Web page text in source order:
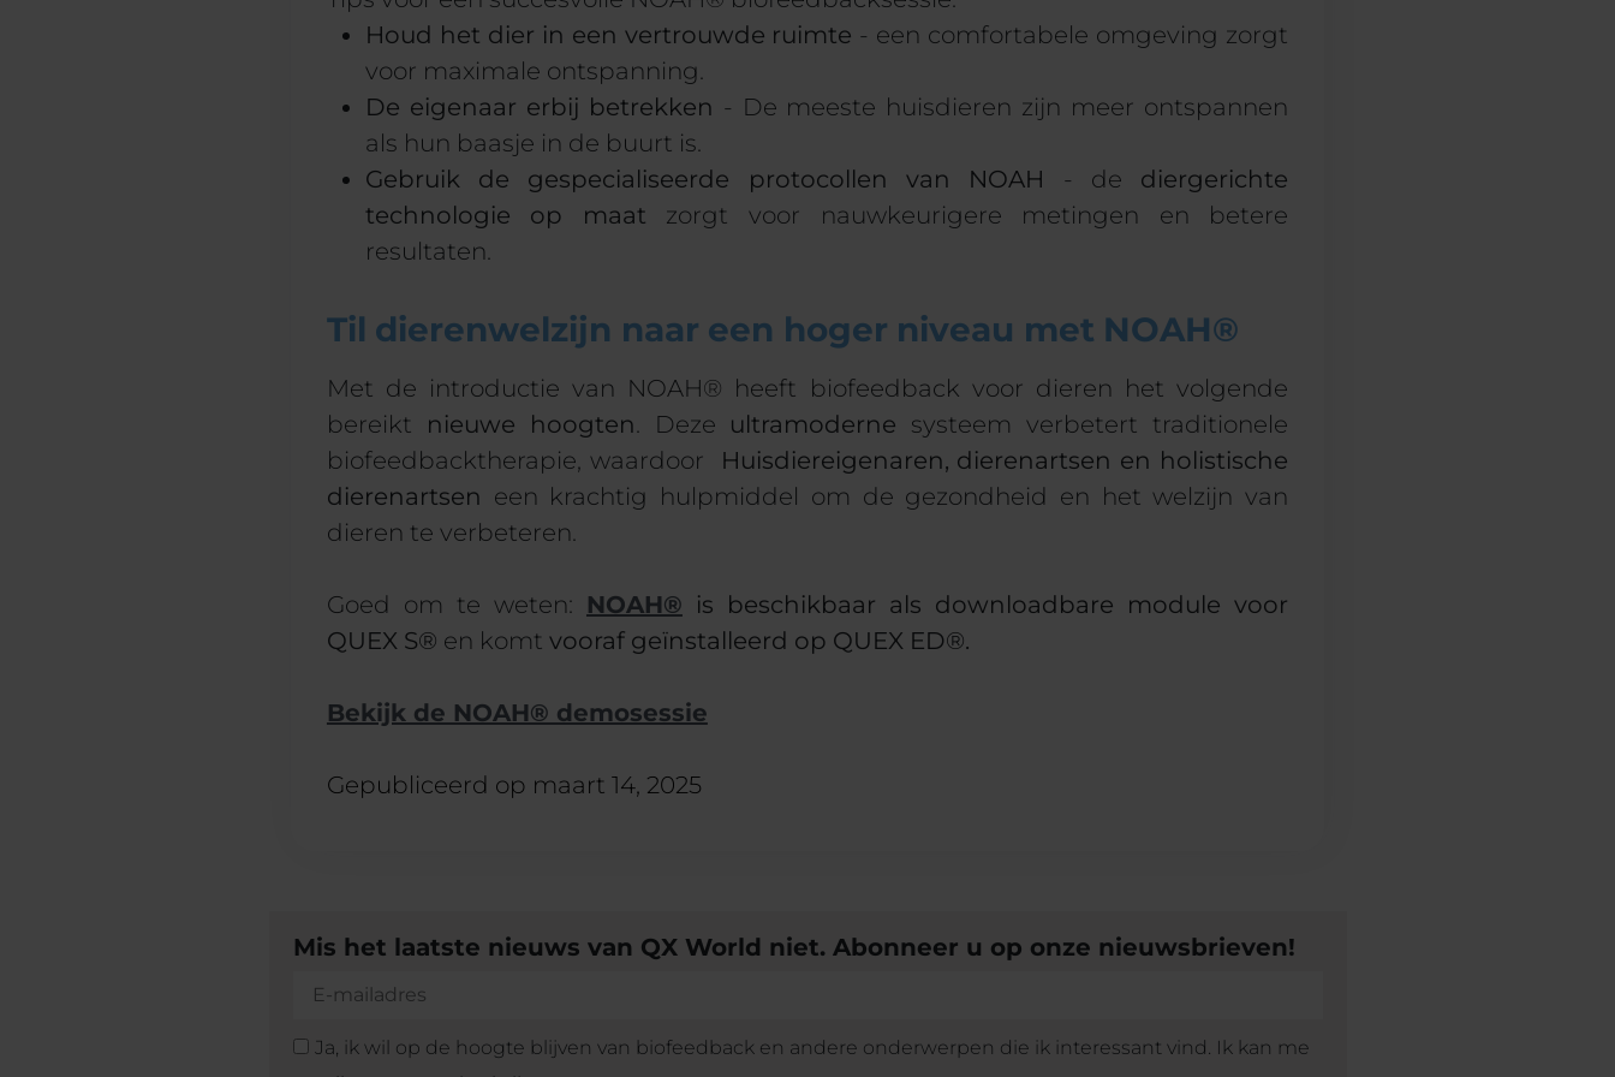
Houd het dier in een vertrouwde ruimte - een comfortabele omgeving zorgt
voor maximale ontspanning.
De eigenaar erbij betrekken - De meeste huisdieren zijn meer ontspannen
als hun baasje in de buurt is.
Gebruik de gespecialiseerde protocollen van NOAH - de diergerichte
technologie op maat zorgt voor nauwkeurigere metingen en betere
resultaten.
Til dierenwelzijn naar een hoger niveau met NOAH®
Met de introductie van NOAH® heeft biofeedback voor dieren het volgende
bereikt nieuwe hoogten. Deze ultramoderne systeem verbetert traditionele
biofeedbacktherapie, waardoor
Huisdiereigenaren, dierenartsen en holistische
dierenartsen een krachtig hulpmiddel om de gezondheid en het welzijn van
dieren te verbeteren.
Goed om te weten: NOAH® is beschikbaar als downloadbare module voor
QUEX S® en komt vooraf geïnstalleerd op QUEX ED®.
Bekijk de NOAH® demosessie
Gepubliceerd op maart 14, 2025
Mis het laatste nieuws van QX World niet. Abonneer u op onze nieuwsbrieven!
Ja, ik wil op de hoogte blijven van biofeedback en andere onderwerpen die ik interessant vind. Ik kan me